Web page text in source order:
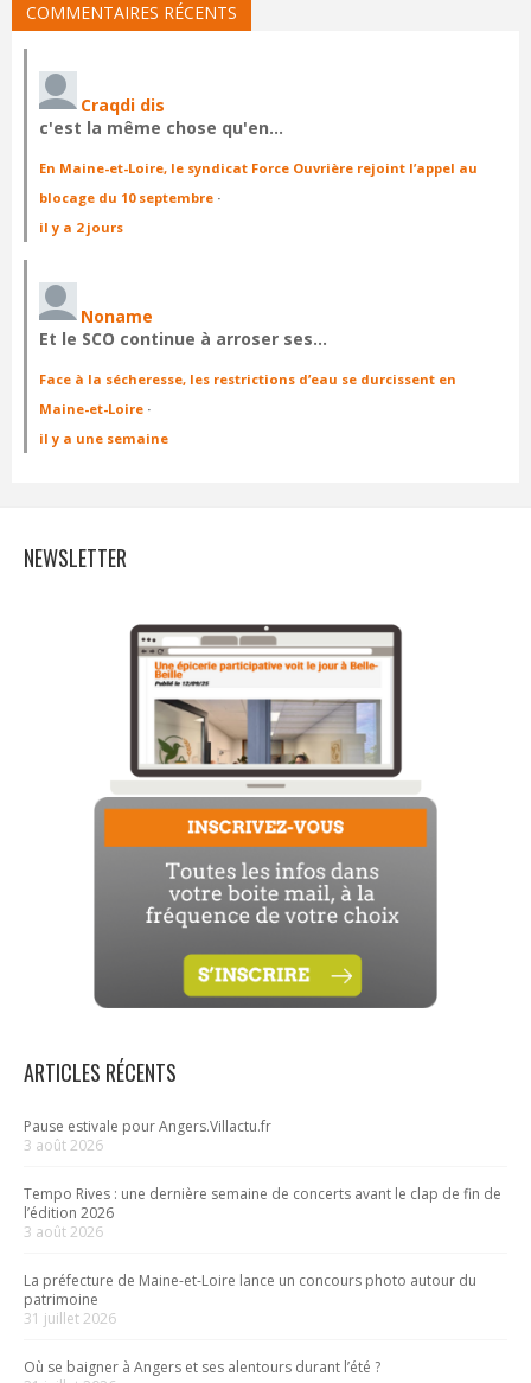
COMMENTAIRES RÉCENTS
Craqdi dis
c'est la même chose qu'en…
En Maine-et-Loire, le syndicat Force Ouvrière rejoint l’appel au
blocage du 10 septembre ·
il y a 2 jours
Noname
Et le SCO continue à arroser ses…
Face à la sécheresse, les restrictions d’eau se durcissent en
Maine-et-Loire ·
il y a une semaine
NEWSLETTER
ARTICLES RÉCENTS
Pause estivale pour Angers.Villactu.fr
3 août 2026
Tempo Rives : une dernière semaine de concerts avant le clap de fin de
l’édition 2026
3 août 2026
La préfecture de Maine-et-Loire lance un concours photo autour du
patrimoine
31 juillet 2026
Où se baigner à Angers et ses alentours durant l’été ?